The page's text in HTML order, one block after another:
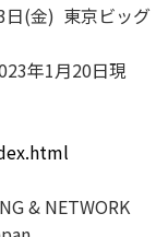
日(金) 東京ビッグ
年1月20日現
& NETWORK